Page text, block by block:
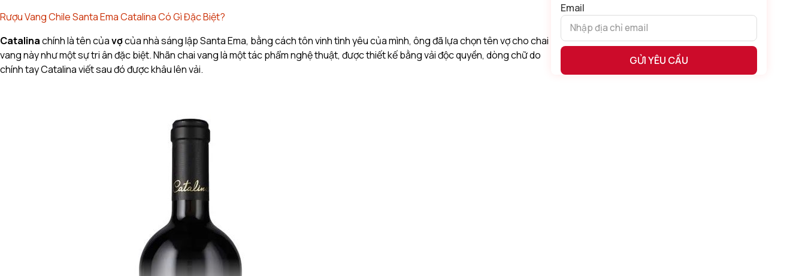
Rượu Vang Chile Santa Ema Catalina Có Gì Đặc Biệt?
Catalinachính là tên củavợcủa nhà sáng lập Santa Ema, bằng cách tôn vinh tình yêu của mình, ông đã lựa chọn tên vợ cho chai
vang này như một sự tri ân đặc biệt. Nhãn chai vang là một tác phẩm nghệ thuật, được thiết kế bằng vải độc quyền, dòng chữ do
chính tay Catalina viết sau đó được khâu lên vải.
Email